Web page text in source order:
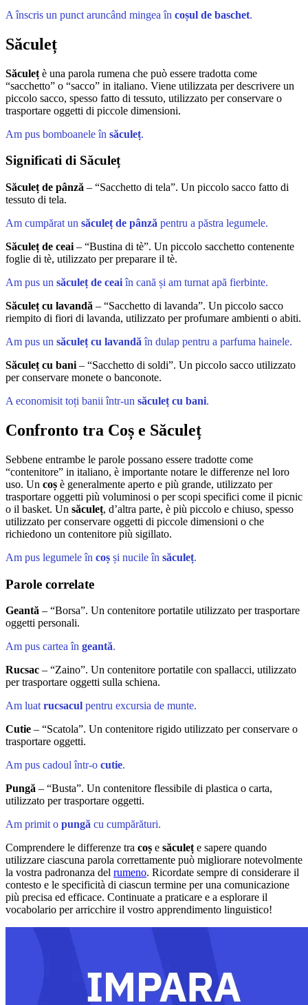
A înscris un punct aruncând mingea în coșul de baschet.
Săculeț
Săculeț è una parola rumena che può essere tradotta come
“sacchetto” o “sacco” in italiano. Viene utilizzata per descrivere un
piccolo sacco, spesso fatto di tessuto, utilizzato per conservare o
trasportare oggetti di piccole dimensioni.
Am pus bomboanele în săculeț.
Significati di Săculeț
Săculeț de pânză – “Sacchetto di tela”. Un piccolo sacco fatto di
tessuto di tela.
Am cumpărat un săculeț de pânză pentru a păstra legumele.
Săculeț de ceai – “Bustina di tè”. Un piccolo sacchetto contenente
foglie di tè, utilizzato per preparare il tè.
Am pus un săculeț de ceaiîn cană și am turnat apă fierbinte.
Săculeț cu lavandă – “Sacchetto di lavanda”. Un piccolo sacco
riempito di fiori di lavanda, utilizzato per profumare ambienti o abiti.
Am pus un săculeț cu lavandă în dulap pentru a parfuma hainele.
Săculeț cu bani – “Sacchetto di soldi”. Un piccolo sacco utilizzato
per conservare monete o banconote.
A economisit toți banii într-un săculeț cu bani.
Confronto tra Coș e Săculeț
Sebbene entrambe le parole possano essere tradotte come
“contenitore” in italiano, è importante notare le differenze nel loro
uso. Un coș è generalmente aperto e più grande, utilizzato per
trasportare oggetti più voluminosi o per scopi specifici come il picnic
o il basket. Un săculeț, d’altra parte, è più piccolo e chiuso, spesso
utilizzato per conservare oggetti di piccole dimensioni o che
richiedono un contenitore più sigillato.
Am pus legumele în coș și nucile în săculeț.
Parole correlate
Geantă – “Borsa”. Un contenitore portatile utilizzato per trasportare
oggetti personali.
Am pus cartea în geantă.
Rucsac – “Zaino”. Un contenitore portatile con spallacci, utilizzato
per trasportare oggetti sulla schiena.
Am luat rucsacul pentru excursia de munte.
Cutie – “Scatola”. Un contenitore rigido utilizzato per conservare o
trasportare oggetti.
Am pus cadoul într-o cutie.
Pungă – “Busta”. Un contenitore flessibile di plastica o carta,
utilizzato per trasportare oggetti.
Am primit o pungă cu cumpărături.
Comprendere le differenze tra coș e săculeț e sapere quando
utilizzare ciascuna parola correttamente può migliorare notevolmente
la vostra padronanza del rumeno. Ricordate sempre di considerare il
contesto e le specificità di ciascun termine per una comunicazione
più precisa ed efficace. Continuate a praticare e a esplorare il
vocabolario per arricchire il vostro apprendimento linguistico!